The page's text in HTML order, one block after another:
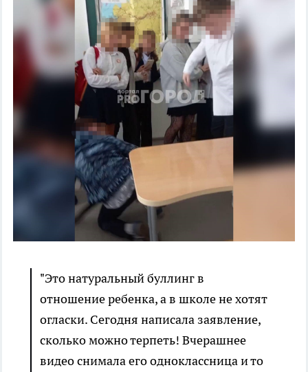
"Это натуральный буллинг в
отношение ребенка, а в школе не хотят
огласки. Сегодня написала заявление,
сколько можно терпеть! Вчерашнее
видео снимала его одноклассница и то